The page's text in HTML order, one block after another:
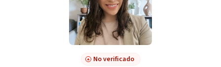
No verificado